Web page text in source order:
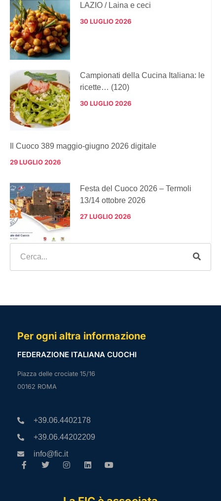
LAZIO / Laina e ceci
30 LUGLIO 2026
Campionati della Cucina Italiana: le
ricette… (120)
30 LUGLIO 2026
Il Cuoco 389 maggio-giugno 2026 digitale
29 LUGLIO 2026
Festa del Cuoco 2026 – Termoli
13/14 ottobre 2026
27 LUGLIO 2026
Per ogni altra informazione
FEDERAZIONE ITALIANA CUOCHI
Piazza delle crociate 15/16
00162 ROMA
+39.06.4402178
+39.06.44202209
info@fic.it